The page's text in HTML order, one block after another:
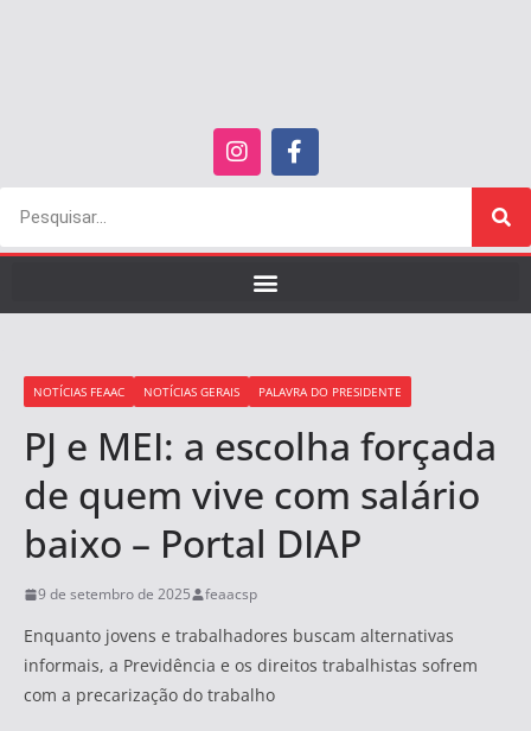
NOTÍCIAS FEAAC NOTÍCIAS GERAIS PALAVRA DO PRESIDENTE
PJ e MEI: a escolha forçada
de quem vive com salário
baixo – Portal DIAP
9 de setembro de 2025 feaacsp
Enquanto jovens e trabalhadores buscam alternativas
informais, a Previdência e os direitos trabalhistas sofrem
com a precarização do trabalho